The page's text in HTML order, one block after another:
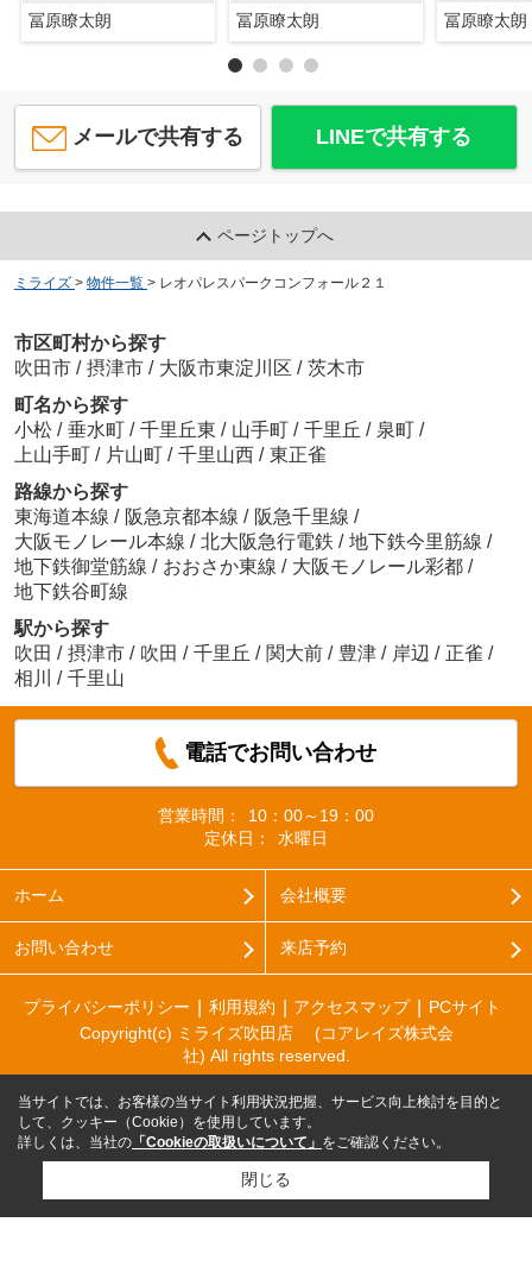
冨原瞭太朗 冨原瞭太朗 冨原瞭太朗
メールで共有する LINEで共有する
ページトップへ
ミライズ > 物件一覧 > レオパレスパークコンフォール２１
市区町村から探す
吹田市 / 摂津市 / 大阪市東淀川区 / 茨木市
町名から探す
小松 / 垂水町 / 千里丘東 / 山手町 / 千里丘 / 泉町 /
上山手町 / 片山町 / 千里山西 / 東正雀
路線から探す
東海道本線 / 阪急京都本線 / 阪急千里線 /
大阪モノレール本線 / 北大阪急行電鉄 / 地下鉄今里筋線 /
地下鉄御堂筋線 / おおさか東線 / 大阪モノレール彩都 /
地下鉄谷町線
駅から探す
吹田 / 摂津市 / 吹田 / 千里丘 / 関大前 / 豊津 / 岸辺 / 正雀 /
相川 / 千里山
電話でお問い合わせ
営業時間：
10：00～19：00
定休日：
水曜日
ホーム 会社概要
お問い合わせ 来店予約
プライバシーポリシー 利用規約 アクセスマップ
PCサイト
Copyright(c) ミライズ吹田店 (コアレイズ株式会
社) All rights reserved.
当サイトでは、お客様の当サイト利用状況把握、サービス向上検討を目的と
して、クッキー（Cookie）を使用しています。
詳しくは、当社の 「Cookieの取扱いについて」 をご確認ください。
閉じる